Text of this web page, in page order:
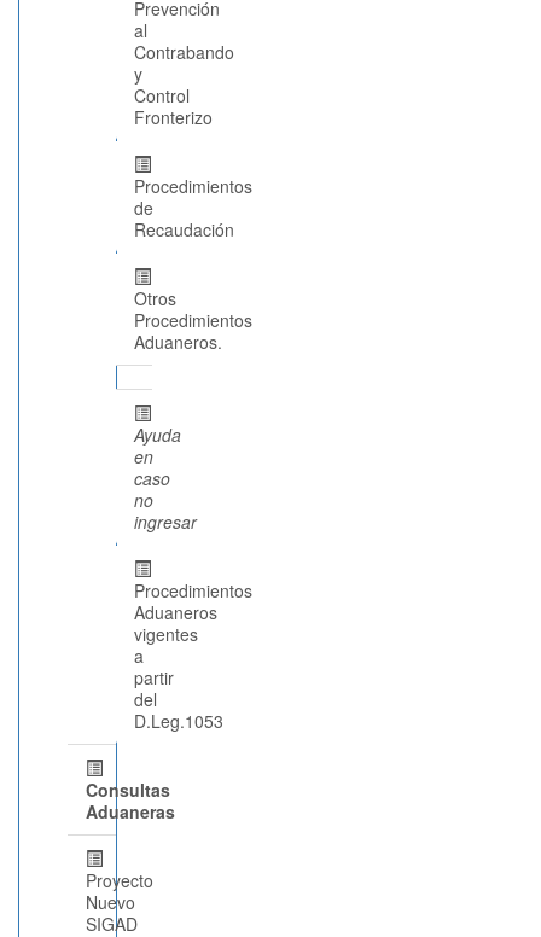
Prevención
al
Contrabando
y
Control
Fronterizo
Procedimientos
de
Recaudación
Otros
Procedimientos
Aduaneros.
Ayuda
en
caso
no
ingresar
Procedimientos
Aduaneros
vigentes
a
partir
del
D.Leg.1053
Consultas
Aduaneras
Proyecto
Nuevo
SIGAD